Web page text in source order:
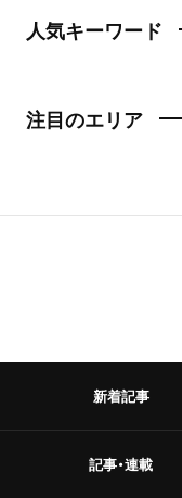
人気キーワード
注目のエリア
新着記事
記事・連載